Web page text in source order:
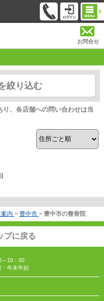
お問合せ
絞り込む
、各店舗への問い合わせは当
内 > 豊中市 > 豊中市の整骨院
プに戻る
～19：00
・年末年始